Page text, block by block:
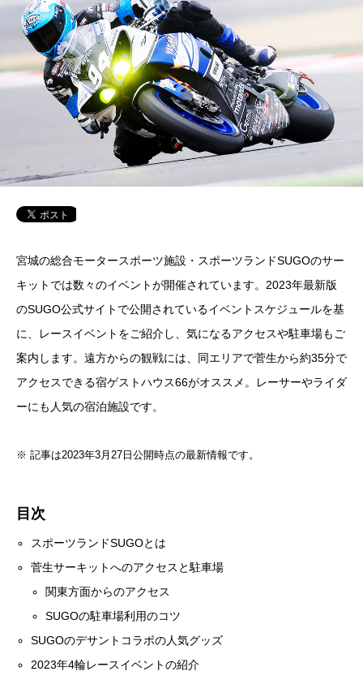
宮城の総合モータースポーツ施設・スポーツランドSUGOのサー
キットでは数々のイベントが開催されています。2023年最新版
のSUGO公式サイトで公開されているイベントスケジュールを基
に、レースイベントをご紹介し、気になるアクセスや駐車場もご
案内します。遠方からの観戦には、同エリアで菅生から約35分で
アクセスできる宿ゲストハウス66がオススメ。レーサーやライダ
ーにも人気の宿泊施設です。
※ 記事は2023年3月27日公開時点の最新情報です。
目次
スポーツランドSUGOとは
菅生サーキットへのアクセスと駐車場
関東方面からのアクセス
SUGOの駐車場利用のコツ
SUGOのデサントコラボの人気グッズ
2023年4輪レースイベントの紹介